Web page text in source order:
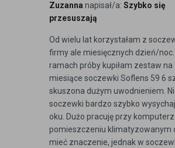
Zuzanna napisał/a: Szybko się
przesuszają
Od wielu lat korzystałam z
firmy ale miesięcznych dzień/noc.
ramach próby kupiłam zestaw na
miesiące soczewki Soflens 59 6
skuszona dużym uwodnieniem.
soczewki bardzo szybko
oku. Dużo pracuję przy
pomieszczeniu klimatyzowanym
mieć znaczenie, jednak w